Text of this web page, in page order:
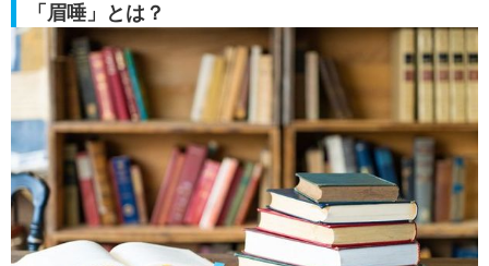
「眉唾」とは？